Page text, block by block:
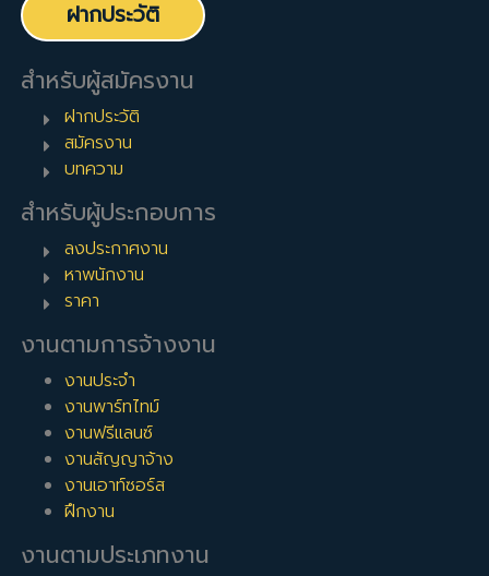
ฝากประวัติ
สำหรับผู้สมัครงาน
ฝากประวัติ
สมัครงาน
บทความ
สำหรับผู้ประกอบการ
ลงประกาศงาน
หาพนักงาน
ราคา
งานตามการจ้างงาน
งานประจำ
งานพาร์ทไทม์
งานฟรีแลนซ์
งานสัญญาจ้าง
งานเอาท์ซอร์ส
ฝึกงาน
งานตามประเภทงาน